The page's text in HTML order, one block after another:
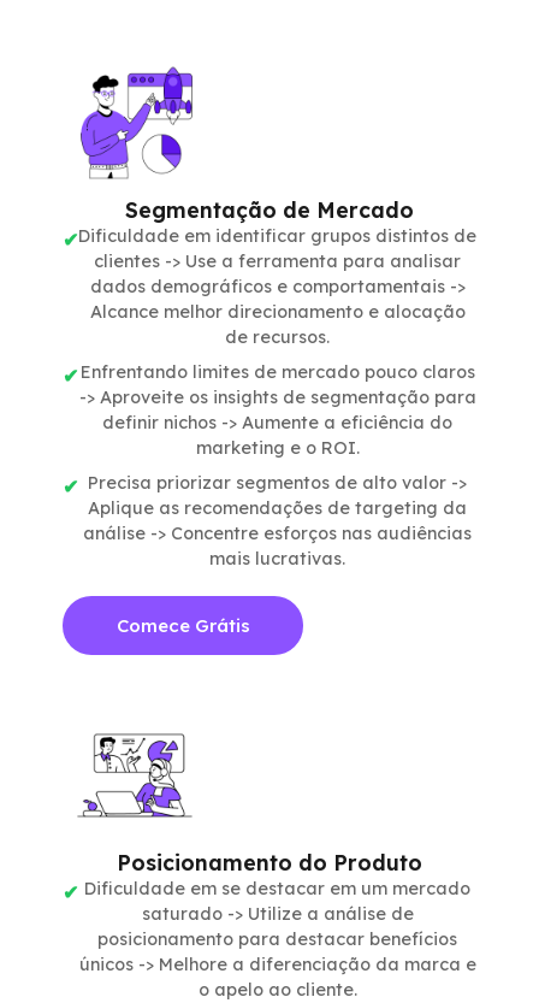
Segmentação de Mercado
Dificuldade em identificar grupos distintos de
clientes -> Use a ferramenta para analisar
dados demográficos e comportamentais ->
Alcance melhor direcionamento e alocação
de recursos.
Enfrentando limites de mercado pouco claros
-> Aproveite os insights de segmentação para
definir nichos -> Aumente a eficiência do
marketing e o ROI.
Precisa priorizar segmentos de alto valor ->
Aplique as recomendações de targeting da
análise -> Concentre esforços nas audiências
mais lucrativas.
Comece Grátis
Posicionamento do Produto
Dificuldade em se destacar em um mercado
saturado -> Utilize a análise de
posicionamento para destacar benefícios
únicos -> Melhore a diferenciação da marca e
o apelo ao cliente.